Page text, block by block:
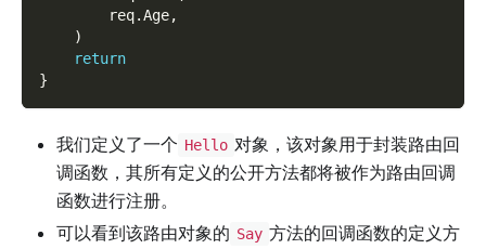
        req
.Age,
)
return
}
我们定义了一个 Hello 对象，该对象用于封装路由回
调函数，其所有定义的公开方法都将被作为路由回调
函数进行注册。
可以看到该路由对象的 Say 方法的回调函数的定义方